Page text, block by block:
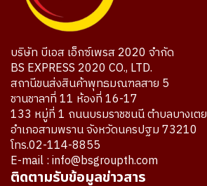
บริษัท บีเอส เอ็กซ์เพรส 2020 จำกัด
BS EXPRESS 2020 CO., LTD.
สถานีขนส่งสินค้าพุทธมณฑลสาย 5
ชานชาลาที่ 11 ห้องที่ 16-17
133 หมู่ที่ 1 ถนนบรมราชชนนี ตำบลบางเตย
อำเภอสามพราน จังหวัดนครปฐม 73210
โทร.02-114-8855
E-mail : info@bsgroupth.com
ติดตามรับข้อมูลข่าวสาร